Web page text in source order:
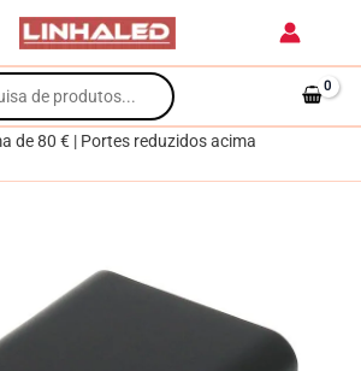
de 80 € | Portes reduzidos acima